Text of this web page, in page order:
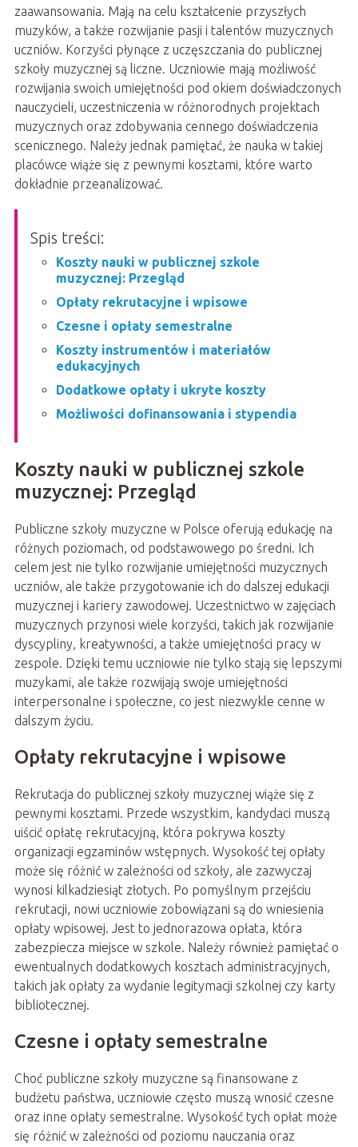
zaawansowania. Mają na celu kształcenie przyszłych
muzyków, a także rozwijanie pasji i talentów muzycznych
uczniów. Korzyści płynące z uczęszczania do publicznej
szkoły muzycznej są liczne. Uczniowie mają możliwość
rozwijania swoich umiejętności pod okiem doświadczonych
nauczycieli, uczestniczenia w różnorodnych projektach
muzycznych oraz zdobywania cennego doświadczenia
scenicznego. Należy jednak pamiętać, że nauka w takiej
placówce wiąże się z pewnymi kosztami, które warto
dokładnie przeanalizować.
Spis treści:
Koszty nauki w publicznej szkole
muzycznej: Przegląd
Opłaty rekrutacyjne i wpisowe
Czesne i opłaty semestralne
Koszty instrumentów i materiałów
edukacyjnych
Dodatkowe opłaty i ukryte koszty
Możliwości dofinansowania i stypendia
Koszty nauki w publicznej szkole
muzycznej: Przegląd
Publiczne szkoły muzyczne w Polsce oferują edukację na
różnych poziomach, od podstawowego po średni. Ich
celem jest nie tylko rozwijanie umiejętności muzycznych
uczniów, ale także przygotowanie ich do dalszej edukacji
muzycznej i kariery zawodowej. Uczestnictwo w zajęciach
muzycznych przynosi wiele korzyści, takich jak rozwijanie
dyscypliny, kreatywności, a także umiejętności pracy w
zespole. Dzięki temu uczniowie nie tylko stają się lepszymi
muzykami, ale także rozwijają swoje umiejętności
interpersonalne i społeczne, co jest niezwykle cenne w
dalszym życiu.
Opłaty rekrutacyjne i wpisowe
Rekrutacja do publicznej szkoły muzycznej wiąże się z
pewnymi kosztami. Przede wszystkim, kandydaci muszą
uiścić opłatę rekrutacyjną, która pokrywa koszty
organizacji egzaminów wstępnych. Wysokość tej opłaty
może się różnić w zależności od szkoły, ale zazwyczaj
wynosi kilkadziesiąt złotych. Po pomyślnym przejściu
rekrutacji, nowi uczniowie zobowiązani są do wniesienia
opłaty wpisowej. Jest to jednorazowa opłata, która
zabezpiecza miejsce w szkole. Należy również pamiętać o
ewentualnych dodatkowych kosztach administracyjnych,
takich jak opłaty za wydanie legitymacji szkolnej czy karty
bibliotecznej.
Czesne i opłaty semestralne
Choć publiczne szkoły muzyczne są finansowane z
budżetu państwa, uczniowie często muszą wnosić czesne
oraz inne opłaty semestralne. Wysokość tych opłat może
się różnić w zależności od poziomu nauczania oraz